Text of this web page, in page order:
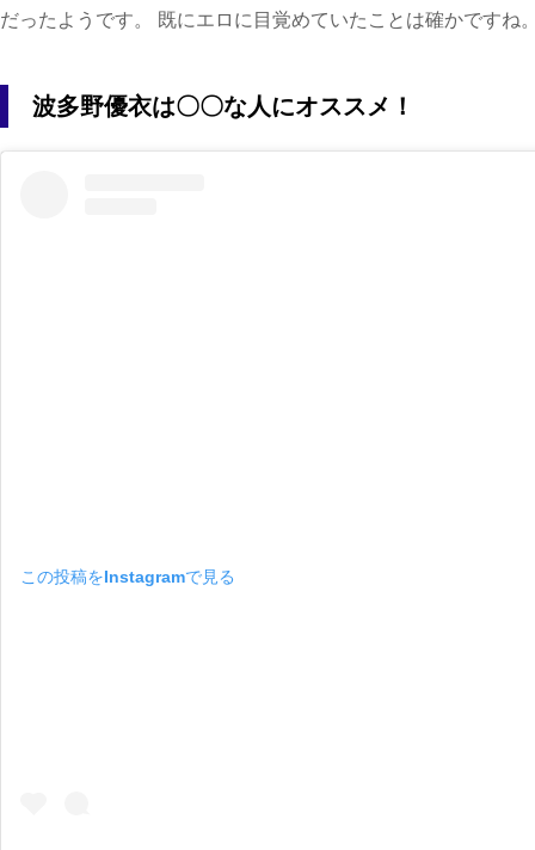
だったようです。 既にエロに目覚めていたことは確かですね
波多野優衣は〇〇な人にオススメ！
この投稿をInstagramで見る